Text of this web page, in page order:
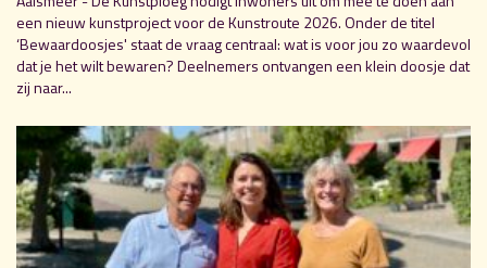
een nieuw kunstproject voor de Kunstroute 2026. Onder de titel
‘Bewaardoosjes' staat de vraag centraal: wat is voor jou zo waardevol
dat je het wilt bewaren? Deelnemers ontvangen een klein doosje dat
zij naar...